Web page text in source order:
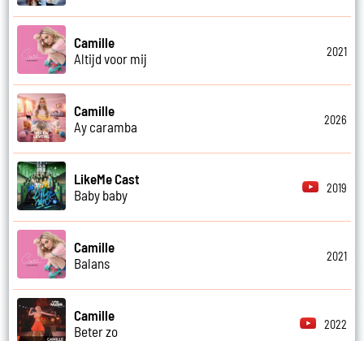
Camille
Altijd voor mij
2021
Camille
Ay caramba
2026
LikeMe Cast
Baby baby
2019
Camille
Balans
2021
Camille
Beter zo
2022